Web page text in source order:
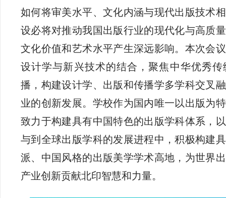
如何将审美水平、文化内涵与现代出版技术
设必将对推动我国出版行业的现代化与高质
文化价值和艺术水平产生深远影响。本次会
设计学与新兴技术的结合，聚焦中华优秀
播，构建设计学、出版和传播学多学科交叉
业的创新发展。学校作为国内唯一以出版为
致力于构建具有中国特色的出版学科体系，
与到全球出版学科的发展进程中，积极构建
派、中国风格的出版美学学术高地，为世界
产业创新贡献北印智慧和力量。